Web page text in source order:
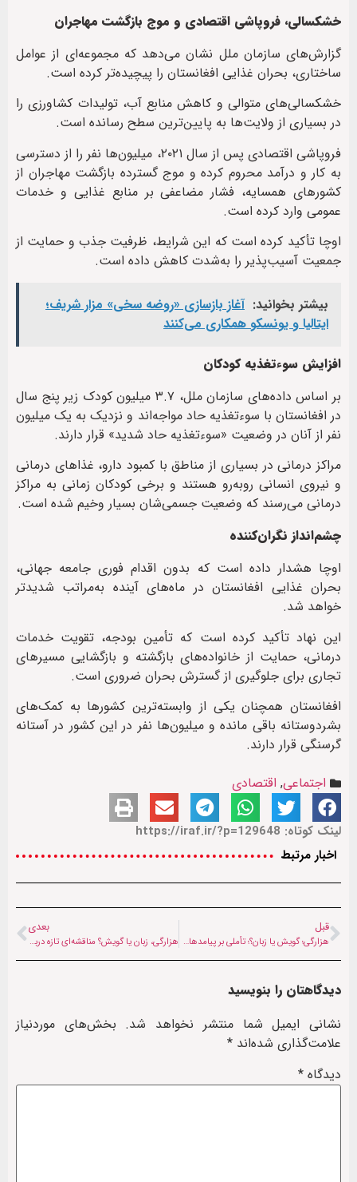
خشکسالی، فروپاشی اقتصادی و موج بازگشت مهاجران
گزارش‌های سازمان ملل نشان می‌دهد که مجموعه‌ای از عوامل
ساختاری، بحران غذایی افغانستان را پیچیده‌تر کرده است.
خشکسالی‌های متوالی و کاهش منابع آب، تولیدات کشاورزی را
در بسیاری از ولایت‌ها به پایین‌ترین سطح رسانده است.
فروپاشی اقتصادی پس از سال ۲۰۲۱، میلیون‌ها نفر را از دسترسی
به کار و درآمد محروم کرده و موج گسترده بازگشت مهاجران از
کشورهای همسایه، فشار مضاعفی بر منابع غذایی و خدمات
عمومی وارد کرده است.
اوچا تأکید کرده است که این شرایط، ظرفیت جذب و حمایت از
جمعیت آسیب‌پذیر را به‌شدت کاهش داده است.
بیشتر بخوانید: آغاز بازسازی «روضه سخی» مزار شریف؛
ایتالیا و یونسکو همکاری می‌کنند
افزایش سوءتغذیه کودکان
بر اساس داده‌های سازمان ملل، ۳.۷ میلیون کودک زیر پنج سال
در افغانستان با سوءتغذیه حاد مواجه‌اند و نزدیک به یک میلیون
نفر از آنان در وضعیت «سوءتغذیه حاد شدید» قرار دارند.
مراکز درمانی در بسیاری از مناطق با کمبود دارو، غذاهای درمانی
و نیروی انسانی روبه‌رو هستند و برخی کودکان زمانی به مراکز
درمانی می‌رسند که وضعیت جسمی‌شان بسیار وخیم شده است.
چشم‌انداز نگران‌کننده
اوچا هشدار داده است که بدون اقدام فوری جامعه جهانی،
بحران غذایی افغانستان در ماه‌های آینده به‌مراتب شدیدتر
خواهد شد.
این نهاد تأکید کرده است که تأمین بودجه، تقویت خدمات
درمانی، حمایت از خانواده‌های بازگشته و بازگشایی مسیرهای
تجاری برای جلوگیری از گسترش بحران ضروری است.
افغانستان همچنان یکی از وابسته‌ترین کشورها به کمک‌های
بشردوستانه باقی مانده و میلیون‌ها نفر در این کشور در آستانه
گرسنگی قرار دارند.
اجتماعی, اقتصادی
لینک کوتاه: https://iraf.ir/?p=129648
اخبار مرتبط
قبل
هزارگی؛ گویش یا زبان؟؛ تأملی بر پیامدهای یک نام‌گذاری
بعدی
هزارگی، زبان یا گویش؟ مناقشه‌ای تازه درباره هویت هزاره‌ها در آستانه سرشماری استرالیا
دیدگاهتان را بنویسید
نشانی ایمیل شما منتشر نخواهد شد. بخش‌های موردنیاز
علامت‌گذاری شده‌اند *
دیدگاه *